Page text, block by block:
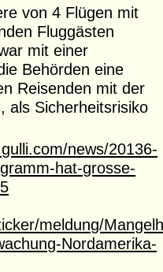
von 4 Flügen mit
Fluggästen
mit einer
Behörden eine
Reisenden mit der
als Sicherheitsrisiko
news/20136-
hat-grosse-
meldung/
Nordamerika-